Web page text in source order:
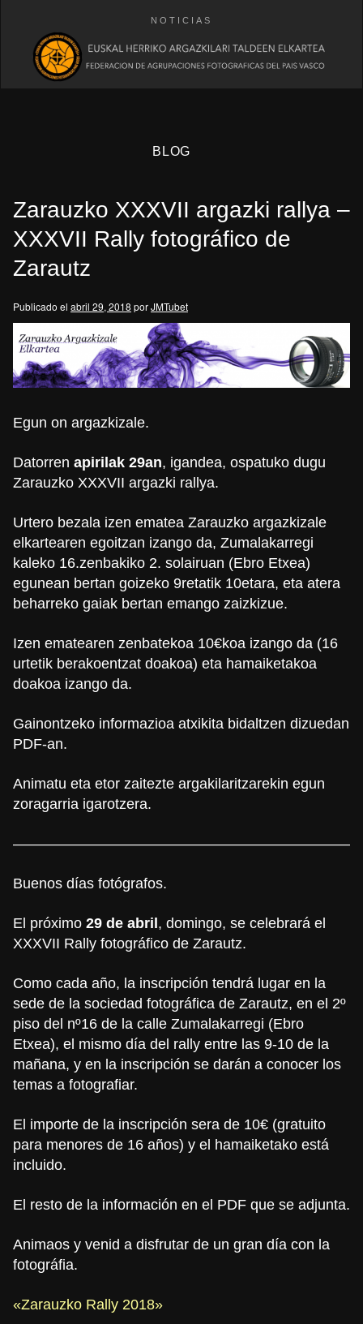
NOTICIAS
BLOG
Zarauzko XXXVII argazki rallya –
XXXVII Rally fotográfico de
Zarautz
Publicado el abril 29, 2018 porJMTubet
Egun on argazkizale.
Datorren apirilak 29an, igandea, ospatuko dugu
Zarauzko XXXVII argazki rallya.
Urtero bezala izen ematea Zarauzko argazkizale
elkartearen egoitzan izango da, Zumalakarregi
kaleko 16.zenbakiko 2. solairuan (Ebro Etxea)
egunean bertan goizeko 9retatik 10etara, eta atera
beharreko gaiak bertan emango zaizkizue.
Izen ematearen zenbatekoa 10€koa izango da (16
urtetik berakoentzat doakoa) eta hamaiketakoa
doakoa izango da.
Gainontzeko informazioa atxikita bidaltzen dizuedan
PDF-an.
Animatu eta etor zaitezte argakilaritzarekin egun
zoragarria igarotzera.
Buenos días fotógrafos.
El próximo 29 de abril, domingo, se celebrará el
XXXVII Rally fotográfico de Zarautz.
Como cada año, la inscripción tendrá lugar en la
sede de la sociedad fotográfica de Zarautz, en el 2º
piso del nº16 de la calle Zumalakarregi (Ebro
Etxea), el mismo día del rally entre las 9-10 de la
mañana, y en la inscripción se darán a conocer los
temas a fotografiar.
El importe de la inscripción sera de 10€ (gratuito
para menores de 16 años) y el hamaiketako está
incluido.
El resto de la información en el PDF que se adjunta.
Animaos y venid a disfrutar de un gran día con la
fotográfia.
«Zarauzko Rally 2018»